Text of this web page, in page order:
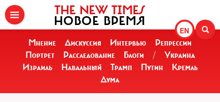
EN
THE NEW TIMES
НОВОЕ ВРЕМЯ
Мнение Дискуссия Интервью
Репрессии
Портрет
Расследование Блоги /
Украина
Израиль
Навальный Трамп Путин
Кремль
Дума